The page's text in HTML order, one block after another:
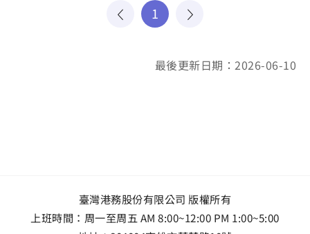
1
最後更新日期：2026-06-10
臺灣港務股份有限公司 版權所有
上班時間：周一至周五 AM 8:00~12:00 PM 1:00~5:00